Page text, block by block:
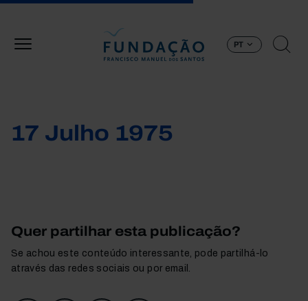
PT
17 Julho 1975
Quer partilhar esta publicação?
Se achou este conteúdo interessante, pode partilhá-lo
através das redes sociais ou por email.